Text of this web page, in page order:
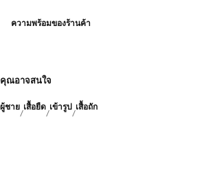
ความพร้อมของร้านค้า
คุณอาจสนใจ
ผู้ชาย เสื้อยืด เข้ารูป เสื้อถัก